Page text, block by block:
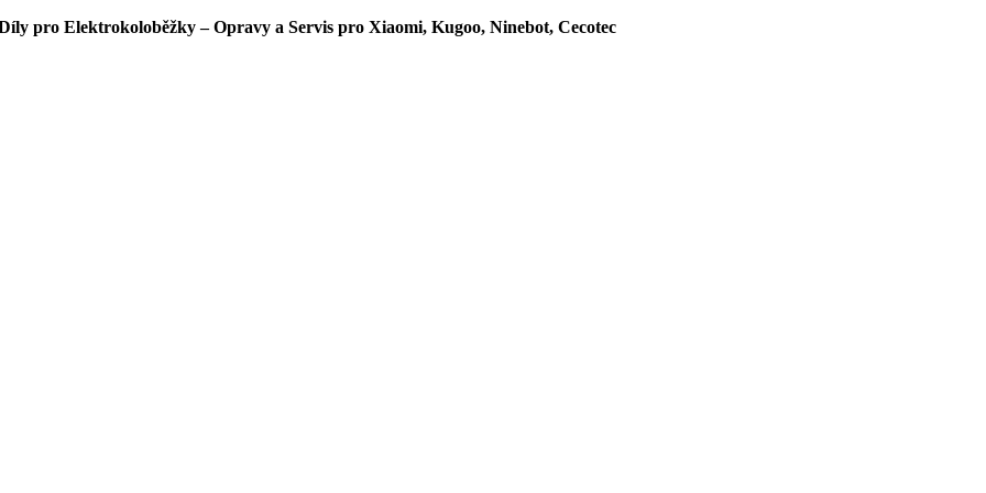
pro Elektrokoloběžky – Opravy a Servis pro Xiaomi, Kugoo, Ninebot, Cecotec